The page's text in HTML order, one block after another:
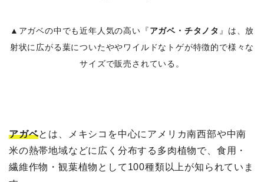
▲アガベの中でも近年人気の高い『アガベ・チタノタ 』は、放
射状に広がる葉についたややワイルドなトゲが特徴的で様々な
サイズで販売されている。
アガベとは、メキシコを中心にアメリカ南西部や中南
米の熱帯地域などに広く分布する多肉植物で、食用・
繊維作物・観葉植物として100種類以上が知られていま